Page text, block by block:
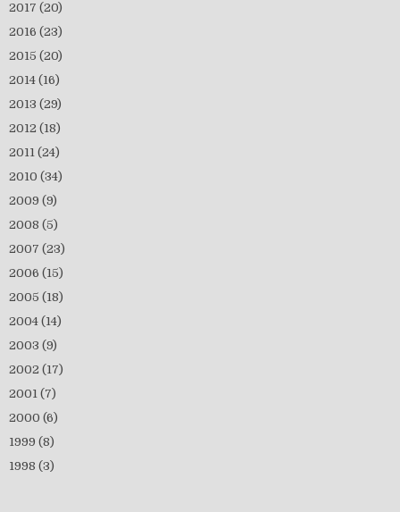
2017 (20)
2016 (23)
2015 (20)
2014 (16)
2013 (29)
2012 (18)
2011 (24)
2010 (34)
2009 (9)
2008 (5)
2007 (23)
2006 (15)
2005 (18)
2004 (14)
2003 (9)
2002 (17)
2001 (7)
2000 (6)
1999 (8)
1998 (3)